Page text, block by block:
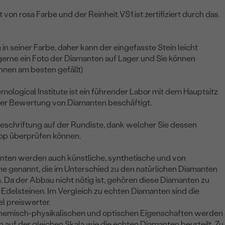
rosa Farbe und der Reinheit VS1 ist zertifiziert durch das
seiner Farbe, daher kann der eingefasste Stein leicht
ein Foto der Diamanten auf Lager und Sie können
am besten gefällt)
Institute ist ein führender Labor mit dem Hauptsitz
Bewertung von Diamanten beschäftigt.
auf der Rundiste, dank welcher Sie dessen
überprüfen können.
werden auch künstliche, synthetische und von
genannt, die im Unterschied zu den natürlichen Diamanten
der Abbau nicht nötig ist, gehören diese Diamanten zu
Im Vergleich zu echten Diamanten sind die
preiswerter.
physikalischen und optischen Eigenschaften werden